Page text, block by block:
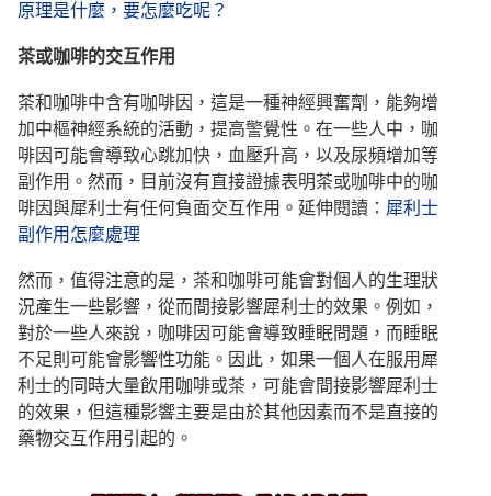
原理是什麼，要怎麼吃呢？
茶或咖啡的交互作用
茶和咖啡中含有咖啡因，這是一種神經興奮劑，能夠增
加中樞神經系統的活動，提高警覺性。在一些人中，咖
啡因可能會導致心跳加快，血壓升高，以及尿頻增加等
副作用。然而，目前沒有直接證據表明茶或咖啡中的咖
啡因與犀利士有任何負面交互作用。延伸閱讀： 犀利士
副作用怎麼處理
然而，值得注意的是，茶和咖啡可能會對個人的生理狀
況產生一些影響，從而間接影響犀利士的效果。例如，
對於一些人來說，咖啡因可能會導致睡眠問題，而睡眠
不足則可能會影響性功能。因此，如果一個人在服用犀
利士的同時大量飲用咖啡或茶，可能會間接影響犀利士
的效果，但這種影響主要是由於其他因素而不是直接的
藥物交互作用引起的。